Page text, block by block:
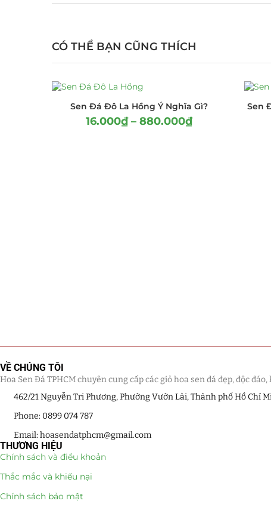
CÓ THỂ BẠN CŨNG THÍCH
Sen Đá Đô La Hồng Ý Nghĩa Gì?
16.000₫ – 880.000₫
Sen
VỀ CHÚNG TÔI
Hoa Sen Đá TPHCM chuyên cung cấp các giỏ hoa sen đá đẹp, độc
462/21 Nguyễn Tri Phương, Phường Vườn Lài, Thành phố Hồ Chí
Phone: 0899 074 787
Email: hoasendatphcm@gmail.com
THƯƠNG HIỆU
Chính sách và điều khoản
Thắc mắc và khiếu nại
Chính sách bảo mật